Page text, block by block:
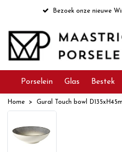
Bezoek onze nieuwe
Porselein Glas Bestek
Home Gural Touch bowl